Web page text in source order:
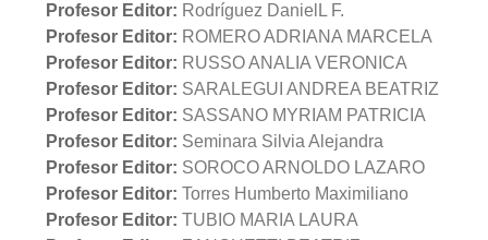
Profesor Editor: Rodríguez DanielL F.
Profesor Editor: ROMERO ADRIANA MARCELA
Profesor Editor: RUSSO ANALIA VERONICA
Profesor Editor: SARALEGUI ANDREA BEATRIZ
Profesor Editor: SASSANO MYRIAM PATRICIA
Profesor Editor: Seminara Silvia Alejandra
Profesor Editor: SOROCO ARNOLDO LAZARO
Profesor Editor: Torres Humberto Maximiliano
Profesor Editor: TUBIO MARIA LAURA